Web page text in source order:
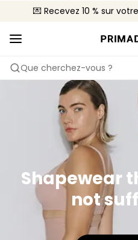
💌 Recevez 10 % sur
🚚 Livraison
📦
Que cherchez-vous ?
Shapewear
not